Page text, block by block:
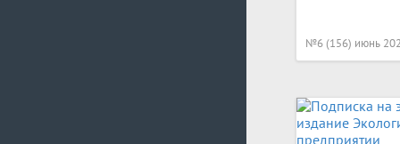
№6 (156) июнь